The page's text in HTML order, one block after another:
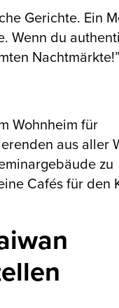
Gerichte. Ein
Wenn du
Nachtmärkte!”
Wohnheim für
aus aller
zu
Cafés für den